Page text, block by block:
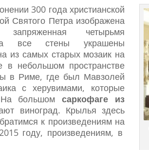
300 года христианской
Святого Петра изображена
запряженная четырьмя
все стены украшены
из самых старых мозаик на
в небольшом пространстве
в Риме, где был Мавзолей
с херувимами, которые
большом саркофаге из
виноград. Крылья здесь
к произведениям на
году, произведениям, в